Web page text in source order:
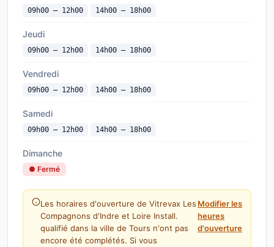
09h00 — 12h00 14h00 — 18h00
Jeudi
09h00 — 12h00 14h00 — 18h00
Vendredi
09h00 — 12h00 14h00 — 18h00
Samedi
09h00 — 12h00 14h00 — 18h00
Dimanche
● Fermé
Les horaires d'ouverture de Vitrevax Les
Compagnons d'Indre et Loire Install.
qualifié dans la ville de Tours n'ont pas
encore été complétés. Si vous
Modifier les
heures
d'ouverture